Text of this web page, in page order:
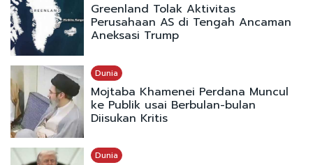
Greenland Tolak Aktivitas
Perusahaan AS di Tengah Ancaman
Aneksasi Trump
Dunia
Mojtaba Khamenei Perdana Muncul
ke Publik usai Berbulan-bulan
Diisukan Kritis
Dunia